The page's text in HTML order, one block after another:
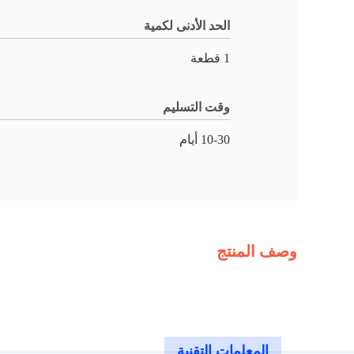
الحد الأدنى لكمية
1 قطعة
وقت التسليم
10-30 أيام
وصف المنتج
المعلمات التقنية